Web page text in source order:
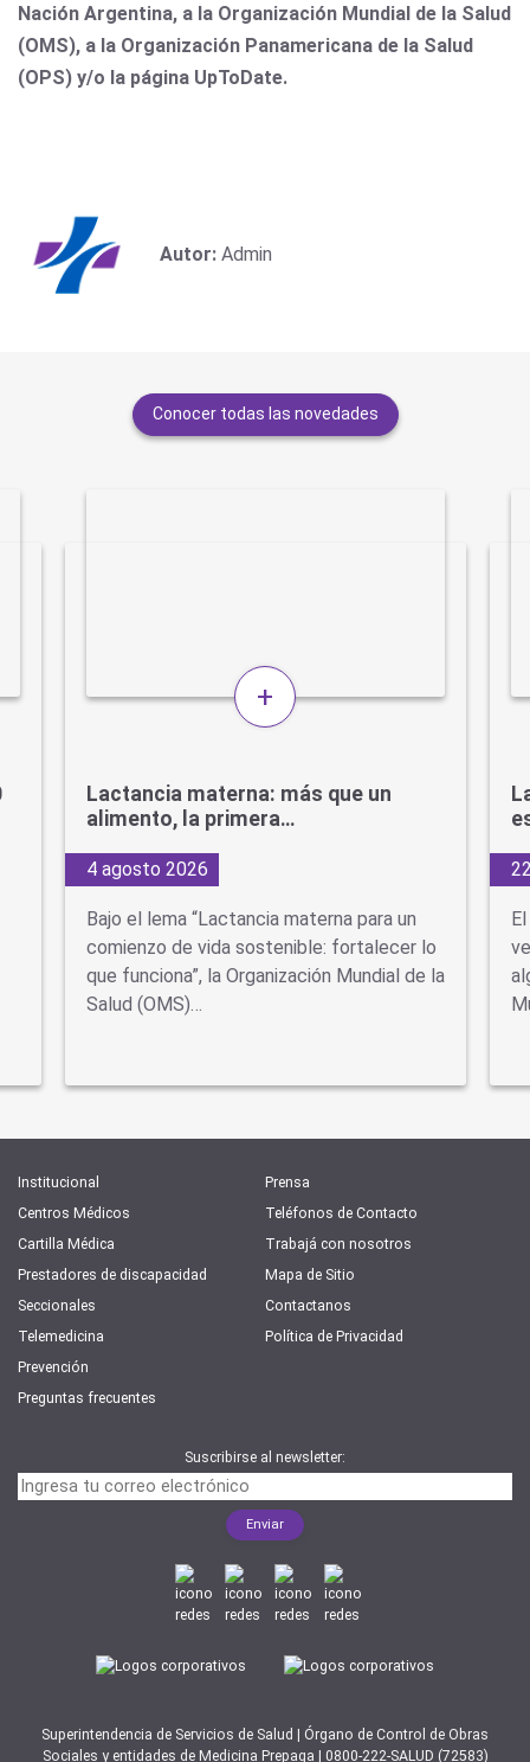
Nación Argentina, a la Organización Mundial de la Salud
(OMS), a la Organización Panamericana de la Salud
(OPS) y/o la página UpToDate.
Autor: Admin
Conocer todas las novedades
+
Lactancia materna: más que un
alimento, la primera…
4 agosto 2026
Bajo el lema “Lactancia materna para un
comienzo de vida sostenible: fortalecer lo
que funciona”, la Organización Mundial de la
Salud (OMS)…
Institucional
Centros Médicos
Cartilla Médica
Prestadores de discapacidad
Seccionales
Telemedicina
Prevención
Preguntas frecuentes
Prensa
Teléfonos de Contacto
Trabajá con nosotros
Mapa de Sitio
Contactanos
Política de Privacidad
Suscribirse al newsletter:
Superintendencia de Servicios de Salud | Órgano de Control de Obras
Sociales y entidades de Medicina Prepaga | 0800-222-SALUD (72583)